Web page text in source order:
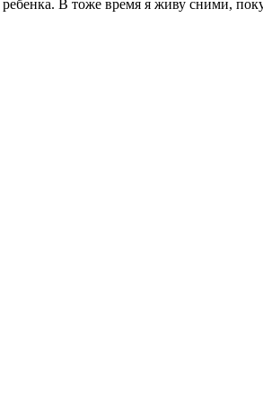
В тоже время я живу сними,